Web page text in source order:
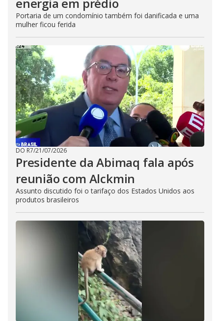
Portaria de um condomínio também foi danificada e uma
mulher ficou ferida
DO R7/21/07/2026
Presidente da Abimaq fala após
reunião com Alckmin
Assunto discutido foi o tarifaço dos Estados Unidos aos
produtos brasileiros